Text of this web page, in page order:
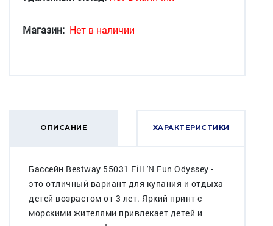
Магазин: Нет в наличии
ОПИСАНИЕ ХАРАКТЕРИСТИКИ
Бассейн Bestway 55031 Fill 'N Fun Odyssey -
это отличный вариант для купания и отдыха
детей возрастом от 3 лет. Яркий принт с
морскими жителями привлекает детей и